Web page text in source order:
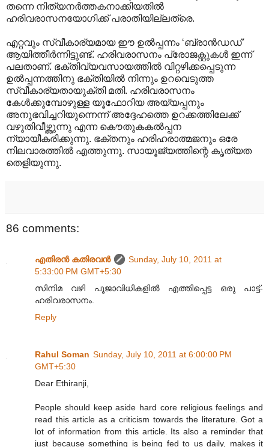
തന്നെ നിത്യനർത്തകനാക്കിയതിൽ
ഹരിവരാസനയോഗിക്ക് പരാതിയില്ലത്രെ.
എറ്റവും സ്വീകാര്യമായ ഈ ഉൽ‌പ്പന്നം ‘ബ്രാൻഡഡ്’
ആയിത്തീർന്നിട്ടുണ്ട്. ഹരിവരാസനം പ്രോജക്റ്റുകൾ ഇന്ന്
പലതാണ്. ഭക്തിവ്യവസായത്തിൽ വിറ്റഴിക്കപ്പെടുന്ന
ഉൽ‌പ്പന്നത്തിനു ഭക്തിയിൽ നിന്നും ഉറവെടുത്ത
സ്വീകാര്യതായുക്തി മതി. ഹരിവരാസനം
കേൾക്കുമ്പോഴുള്ള യൂഫോറിയ അയ്യപ്പനും
അനുഭവിച്ചറിയുന്നെന്ന് അദ്ദേഹത്തെ ഉറക്കത്തിലേക്ക്
വഴുതിവീഴ്ത്തുന്നു എന്ന കൌതുകകൽ‌പ്പന
ന്യായീകരിക്കുന്നു. ഭക്തനും ഹരിഹരാത്മജനും ഒരേ
നിലവാരത്തിൽ എത്തുന്നു. സായൂജ്യത്തിന്റെ കൃത്യത
തെളിയുന്നു.
86 comments:
എതിരന്‍ കതിരവന്‍
Sunday, July 10, 2011 at
5:33:00 PM GMT+5:30
സിനിമ വഴി പൂജാവിധികളിൽ എത്തിപ്പെട്ട ഒരു പാട്ട്-
ഹരിവരാസനം.
Reply
Rahul Soman Sunday, July 10, 2011 at 6:00:00 PM
GMT+5:30
Dear Ethiranji,
People should keep aside hard core religious feelings and
read this article as a criticism towards the literature. Got a
lot of information from this article. Its also a reminder that
just because something is being fed to us daily, makes it